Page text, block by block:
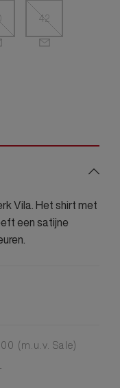
42
Vila. Het shirt met
een satijne
(m.u.v. Sale)